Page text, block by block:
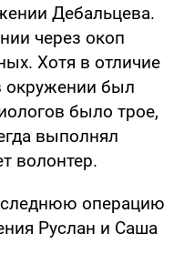
Дебальцева.
через окоп
Хотя в отличие
окружении был
было трое,
выполнял
волонтер.
операцию
Руслан и Саша